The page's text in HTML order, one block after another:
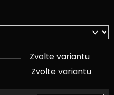
Zvolte variantu
Zvolte variantu